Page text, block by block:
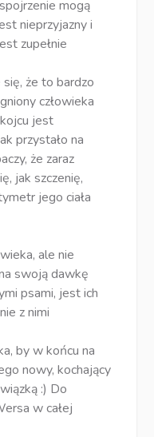
mogą
nieprzyjazny i
zupełnie
że to bardzo
człowieka
jest
przystało na
że zaraz
jak szczenię,
jego ciała
ale nie
swoją dawkę
psami, jest ich
z nimi
by w końcu na
nowy, kochający
:) Do
w całej